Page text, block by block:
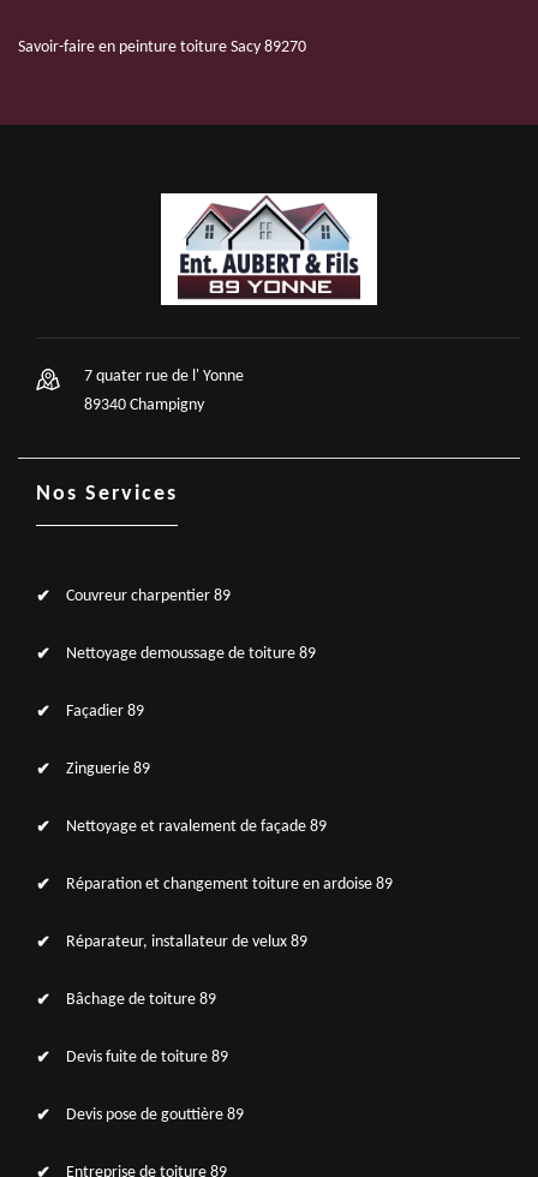
Savoir-faire en peinture toiture Sacy 89270
7 quater rue de l' Yonne
89340 Champigny
Nos Services
Couvreur charpentier 89
Nettoyage demoussage de toiture 89
Façadier 89
Zinguerie 89
Nettoyage et ravalement de façade 89
Réparation et changement toiture en ardoise 89
Réparateur, installateur de velux 89
Bâchage de toiture 89
Devis fuite de toiture 89
Devis pose de gouttière 89
Entreprise de toiture 89